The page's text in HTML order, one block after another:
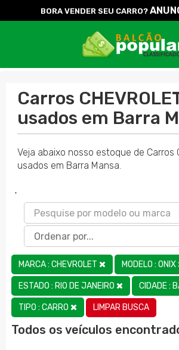
BORA VENDER SEU CARRO?
Carros
usados em Barra
Veja abaixo nosso estoque de Carros
usados em Barra Mansa.
'
MARCA : CHEVROLET MODELO : ONIX
ESTADO : RIO DE JANEIRO CIDADE :
TIPO : CARRO LIMPAR BUSCA
Todos os veículos